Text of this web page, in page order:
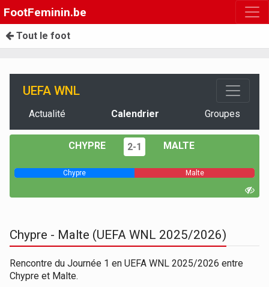
FootFeminin.be
Tout le foot
UEFA WNL
Actualité Calendrier Groupes
CHYPRE 2-1 MALTE
Chypre Malte
Chypre - Malte (UEFA WNL 2025/2026)
Rencontre du Journée 1 en UEFA WNL 2025/2026 entre
Chypre et Malte.